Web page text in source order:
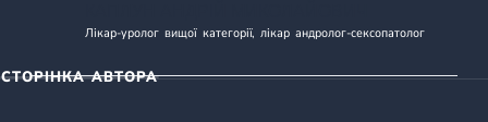
Лікар-уролог вищої категорії, лікар андролог-сексопатолог
СТОРІНКА АВТОРА